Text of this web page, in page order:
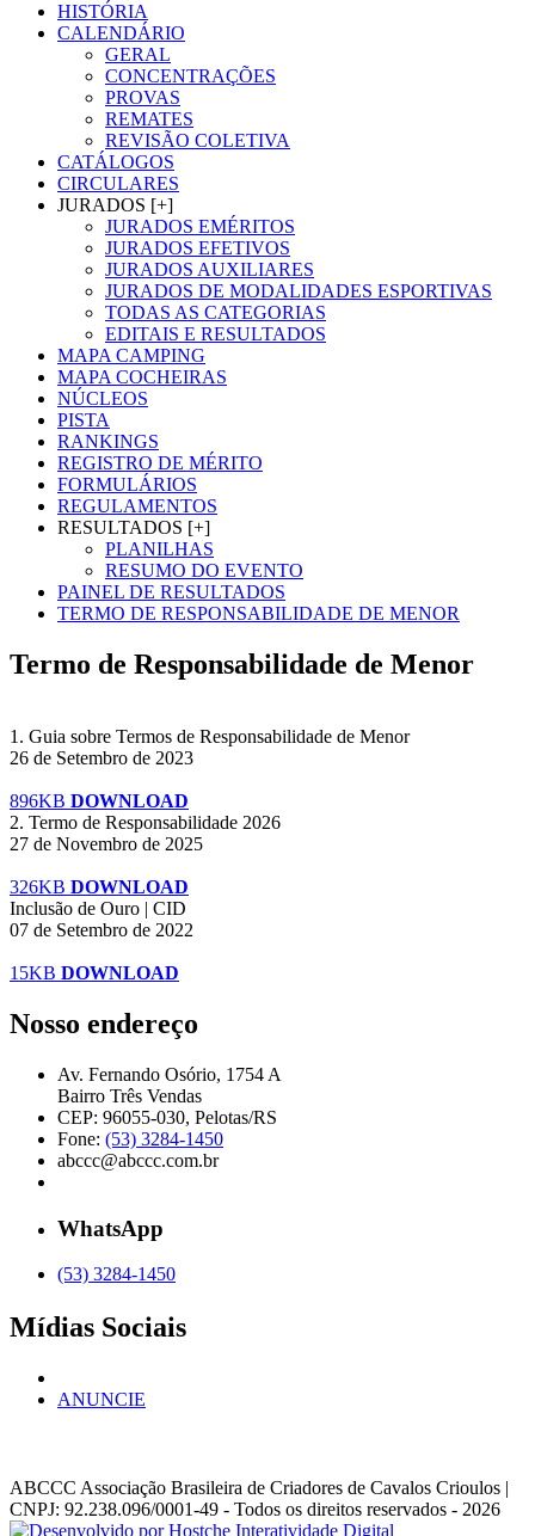
HISTÓRIA
CALENDÁRIO
GERAL
CONCENTRAÇÕES
PROVAS
REMATES
REVISÃO COLETIVA
CATÁLOGOS
CIRCULARES
JURADOS [+]
JURADOS EMÉRITOS
JURADOS EFETIVOS
JURADOS AUXILIARES
JURADOS DE MODALIDADES ESPORTIVAS
TODAS AS CATEGORIAS
EDITAIS E RESULTADOS
MAPA CAMPING
MAPA COCHEIRAS
NÚCLEOS
PISTA
RANKINGS
REGISTRO DE MÉRITO
FORMULÁRIOS
REGULAMENTOS
RESULTADOS [+]
PLANILHAS
RESUMO DO EVENTO
PAINEL DE RESULTADOS
TERMO DE RESPONSABILIDADE DE MENOR
Termo de Responsabilidade de Menor
1. Guia sobre Termos de Responsabilidade de Menor
26 de Setembro de 2023
896KB DOWNLOAD
2. Termo de Responsabilidade 2026
27 de Novembro de 2025
326KB DOWNLOAD
Inclusão de Ouro | CID
07 de Setembro de 2022
15KB DOWNLOAD
Nosso endereço
Av. Fernando Osório, 1754 A
Bairro Três Vendas
CEP: 96055-030, Pelotas/RS
Fone: (53) 3284-1450
abccc@abccc.com.br
WhatsApp
(53) 3284-1450
Mídias Sociais
ANUNCIE
ABCCC Associação Brasileira de Criadores de Cavalos Crioulos |
CNPJ: 92.238.096/0001-49 - Todos os direitos reservados - 2026